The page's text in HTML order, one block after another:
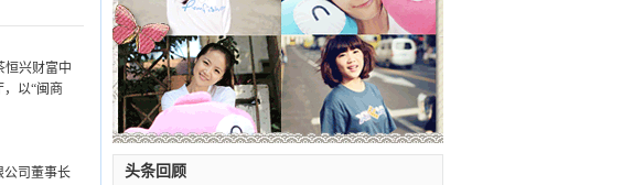
恒兴财富中
以“闽商
公司董事长
头条回顾